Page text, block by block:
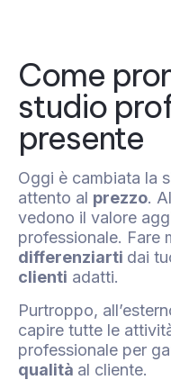
Come
studio
presente
Oggi è cambiata la
attento al prezzo.
vedono il valore
professionale. Fare
differenziarti dai
clienti adatti.
Purtroppo,
capire tutte le
professionale per
qualità al cliente.